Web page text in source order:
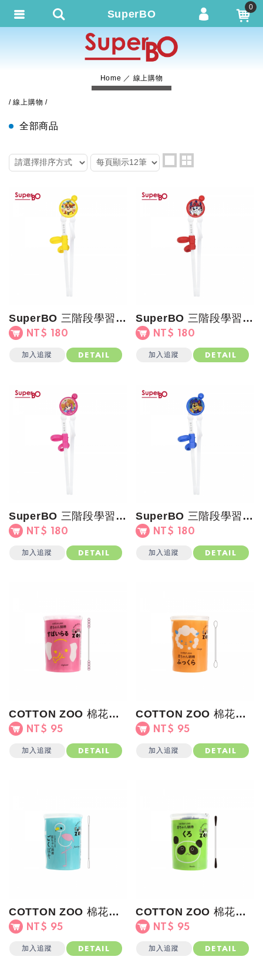
Home 線上購物
線上購物
全部商品
SuperBO 三階段學習筷(汪汪隊)小礫
NT$ 180
加入追蹤 DETAIL
SuperBO 三階段學習筷(汪汪隊)毛毛
NT$ 180
加入追蹤 DETAIL
SuperBO 三階段學習筷(汪汪隊)天天
NT$ 180
加入追蹤 DETAIL
SuperBO 三階段學習筷(汪汪隊)阿奇
NT$ 180
加入追蹤 DETAIL
COTTON ZOO 棉花棒(螺旋)粉罐
NT$ 95
加入追蹤 DETAIL
COTTON ZOO 棉花棒(吸水強)橘罐
NT$ 95
加入追蹤 DETAIL
COTTON ZOO 棉花棒(極細頭)藍罐
NT$ 95
加入追蹤 DETAIL
COTTON ZOO 棉花棒(黑棉頭)綠罐
NT$ 95
加入追蹤 DETAIL
SuperBO
0
會員登入
會員註冊
忘記密碼
繁體中文